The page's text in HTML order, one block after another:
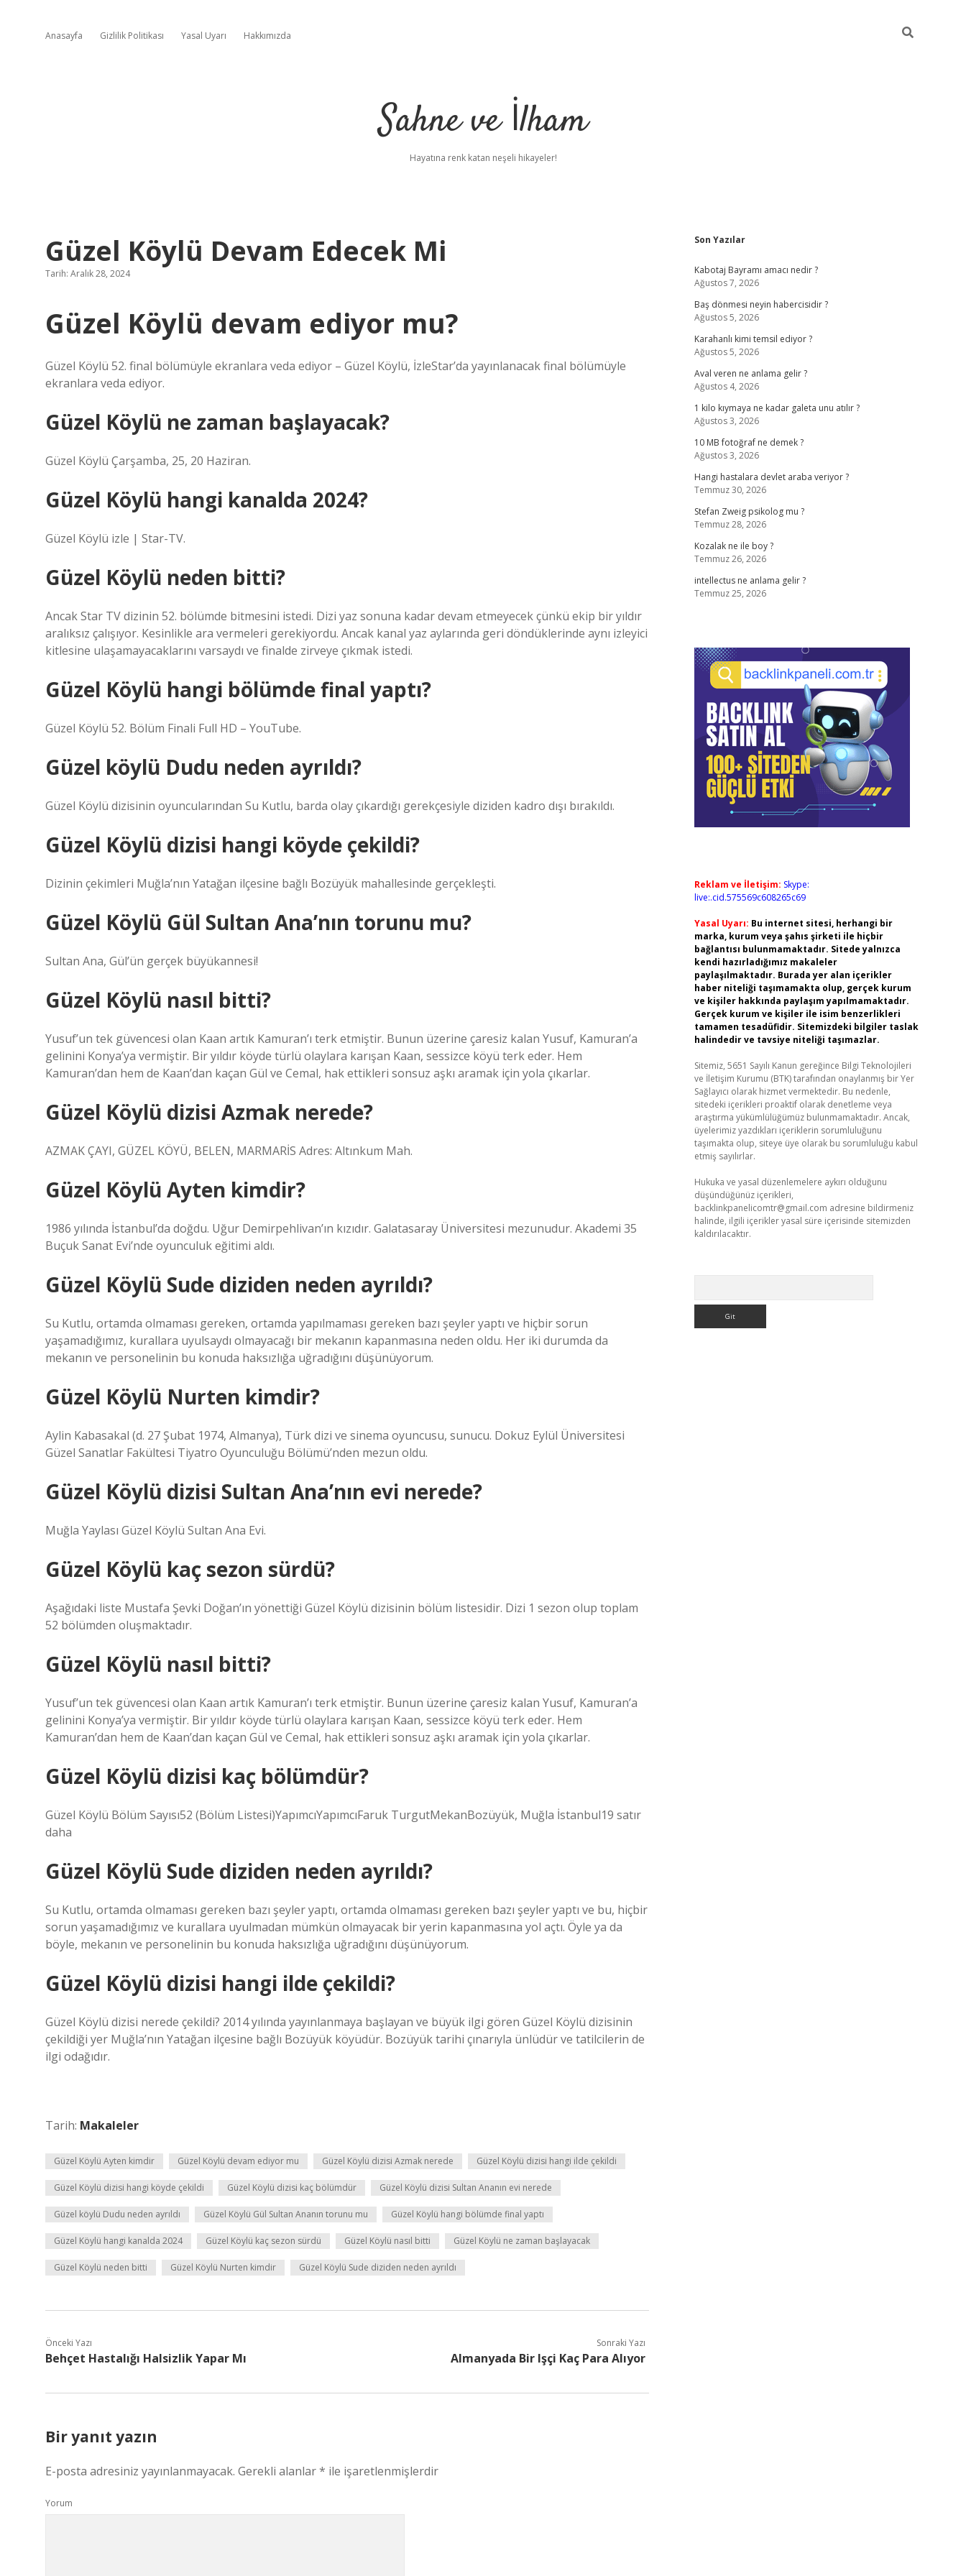
Anasayfa Gizlilik Politikası Yasal Uyarı Hakkımızda
Sahne ve İlham
Hayatına renk katan neşeli hikayeler!
Güzel Köylü Devam Edecek Mi
Tarih: Aralık 28, 2024
Güzel Köylü devam ediyor mu?
Güzel Köylü 52. final bölümüyle ekranlara veda ediyor – Güzel Köylü, İzleStar’da yayınlanacak final bölümüyle
ekranlara veda ediyor.
Güzel Köylü ne zaman başlayacak?
Güzel Köylü Çarşamba, 25, 20 Haziran.
Güzel Köylü hangi kanalda 2024?
Güzel Köylü izle | Star-TV.
Güzel Köylü neden bitti?
Ancak Star TV dizinin 52. bölümde bitmesini istedi. Dizi yaz sonuna kadar devam etmeyecek çünkü ekip bir yıldır
aralıksız çalışıyor. Kesinlikle ara vermeleri gerekiyordu. Ancak kanal yaz aylarında geri döndüklerinde aynı izleyici
kitlesine ulaşamayacaklarını varsaydı ve finalde zirveye çıkmak istedi.
Güzel Köylü hangi bölümde final yaptı?
Güzel Köylü 52. Bölüm Finali Full HD – YouTube.
Güzel köylü Dudu neden ayrıldı?
Güzel Köylü dizisinin oyuncularından Su Kutlu, barda olay çıkardığı gerekçesiyle diziden kadro dışı bırakıldı.
Güzel Köylü dizisi hangi köyde çekildi?
Dizinin çekimleri Muğla’nın Yatağan ilçesine bağlı Bozüyük mahallesinde gerçekleşti.
Güzel Köylü Gül Sultan Ana’nın torunu mu?
Sultan Ana, Gül’ün gerçek büyükannesi!
Güzel Köylü nasıl bitti?
Yusuf’un tek güvencesi olan Kaan artık Kamuran’ı terk etmiştir. Bunun üzerine çaresiz kalan Yusuf, Kamuran’a
gelinini Konya’ya vermiştir. Bir yıldır köyde türlü olaylara karışan Kaan, sessizce köyü terk eder. Hem
Kamuran’dan hem de Kaan’dan kaçan Gül ve Cemal, hak ettikleri sonsuz aşkı aramak için yola çıkarlar.
Güzel Köylü dizisi Azmak nerede?
AZMAK ÇAYI, GÜZEL KÖYÜ, BELEN, MARMARİS Adres: Altınkum Mah.
Güzel Köylü Ayten kimdir?
1986 yılında İstanbul’da doğdu. Uğur Demirpehlivan’ın kızıdır. Galatasaray Üniversitesi mezunudur. Akademi 35
Buçuk Sanat Evi’nde oyunculuk eğitimi aldı.
Güzel Köylü Sude diziden neden ayrıldı?
Su Kutlu, ortamda olmaması gereken, ortamda yapılmaması gereken bazı şeyler yaptı ve hiçbir sorun
yaşamadığımız, kurallara uyulsaydı olmayacağı bir mekanın kapanmasına neden oldu. Her iki durumda da
mekanın ve personelinin bu konuda haksızlığa uğradığını düşünüyorum.
Güzel Köylü Nurten kimdir?
Aylin Kabasakal (d. 27 Şubat 1974, Almanya), Türk dizi ve sinema oyuncusu, sunucu. Dokuz Eylül Üniversitesi
Güzel Sanatlar Fakültesi Tiyatro Oyunculuğu Bölümü’nden mezun oldu.
Güzel Köylü dizisi Sultan Ana’nın evi nerede?
Muğla Yaylası Güzel Köylü Sultan Ana Evi.
Güzel Köylü kaç sezon sürdü?
Aşağıdaki liste Mustafa Şevki Doğan’ın yönettiği Güzel Köylü dizisinin bölüm listesidir. Dizi 1 sezon olup toplam
52 bölümden oluşmaktadır.
Güzel Köylü nasıl bitti?
Yusuf’un tek güvencesi olan Kaan artık Kamuran’ı terk etmiştir. Bunun üzerine çaresiz kalan Yusuf, Kamuran’a
gelinini Konya’ya vermiştir. Bir yıldır köyde türlü olaylara karışan Kaan, sessizce köyü terk eder. Hem
Kamuran’dan hem de Kaan’dan kaçan Gül ve Cemal, hak ettikleri sonsuz aşkı aramak için yola çıkarlar.
Güzel Köylü dizisi kaç bölümdür?
Güzel Köylü Bölüm Sayısı52 (Bölüm Listesi)YapımcıYapımcıFaruk TurgutMekanBozüyük, Muğla İstanbul19 satır
daha
Güzel Köylü Sude diziden neden ayrıldı?
Su Kutlu, ortamda olmaması gereken bazı şeyler yaptı, ortamda olmaması gereken bazı şeyler yaptı ve bu, hiçbir
sorun yaşamadığımız ve kurallara uyulmadan mümkün olmayacak bir yerin kapanmasına yol açtı. Öyle ya da
böyle, mekanın ve personelinin bu konuda haksızlığa uğradığını düşünüyorum.
Güzel Köylü dizisi hangi ilde çekildi?
Güzel Köylü dizisi nerede çekildi? 2014 yılında yayınlanmaya başlayan ve büyük ilgi gören Güzel Köylü dizisinin
çekildiği yer Muğla’nın Yatağan ilçesine bağlı Bozüyük köyüdür. Bozüyük tarihi çınarıyla ünlüdür ve tatilcilerin de
ilgi odağıdır.
Tarih: Makaleler
Güzel Köylü Ayten kimdir Güzel Köylü devam ediyor mu Güzel Köylü dizisi Azmak nerede Güzel Köylü dizisi hangi ilde çekildi
Güzel Köylü dizisi hangi köyde çekildi Güzel Köylü dizisi kaç bölümdür Güzel Köylü dizisi Sultan Ananın evi nerede
Güzel köylü Dudu neden ayrıldı Güzel Köylü Gül Sultan Ananın torunu mu Güzel Köylü hangi bölümde final yaptı
Güzel Köylü hangi kanalda 2024 Güzel Köylü kaç sezon sürdü Güzel Köylü nasıl bitti Güzel Köylü ne zaman başlayacak
Güzel Köylü neden bitti Güzel Köylü Nurten kimdir Güzel Köylü Sude diziden neden ayrıldı
Önceki Yazı
Behçet Hastalığı Halsizlik Yapar Mı
Sonraki Yazı
Almanyada Bir Işçi Kaç Para Alıyor
Bir yanıt yazın
E-posta adresiniz yayınlanmayacak. Gerekli alanlar* ile işaretlenmişlerdir
Yorum
Sidebar
Son Yazılar
Kabotaj Bayramı amacı nedir ?
Ağustos 7, 2026
Baş dönmesi neyin habercisidir ?
Ağustos 5, 2026
Karahanlı kimi temsil ediyor ?
Ağustos 5, 2026
Aval veren ne anlama gelir ?
Ağustos 4, 2026
1 kilo kıymaya ne kadar galeta unu atılır ?
Ağustos 3, 2026
10 MB fotoğraf ne demek ?
Ağustos 3, 2026
Hangi hastalara devlet araba veriyor ?
Temmuz 30, 2026
Stefan Zweig psikolog mu ?
Temmuz 28, 2026
Kozalak ne ile boy ?
Temmuz 26, 2026
intellectus ne anlama gelir ?
Temmuz 25, 2026
Reklam ve İletişim: Skype:
live:.cid.575569c608265c69
Yasal Uyarı: Bu internet sitesi, herhangi bir
marka, kurum veya şahıs şirketi ile hiçbir
bağlantısı bulunmamaktadır. Sitede yalnızca
kendi hazırladığımız makaleler
paylaşılmaktadır. Burada yer alan içerikler
haber niteliği taşımamakta olup, gerçek kurum
ve kişiler hakkında paylaşım yapılmamaktadır.
Gerçek kurum ve kişiler ile isim benzerlikleri
tamamen tesadüfidir. Sitemizdeki bilgiler taslak
halindedir ve tavsiye niteliği taşımazlar.
Sitemiz, 5651 Sayılı Kanun gereğince Bilgi Teknolojileri
ve İletişim Kurumu (BTK) tarafından onaylanmış bir Yer
Sağlayıcı olarak hizmet vermektedir. Bu nedenle,
sitedeki içerikleri proaktif olarak denetleme veya
araştırma yükümlülüğümüz bulunmamaktadır. Ancak,
üyelerimiz yazdıkları içeriklerin sorumluluğunu
taşımakta olup, siteye üye olarak bu sorumluluğu kabul
etmiş sayılırlar.
Hukuka ve yasal düzenlemelere aykırı olduğunu
düşündüğünüz içerikleri,
backlinkpanelicomtr@gmail.com adresine bildirmeniz
halinde, ilgili içerikler yasal süre içerisinde sitemizden
kaldırılacaktır.
ilbetvd casino giriş